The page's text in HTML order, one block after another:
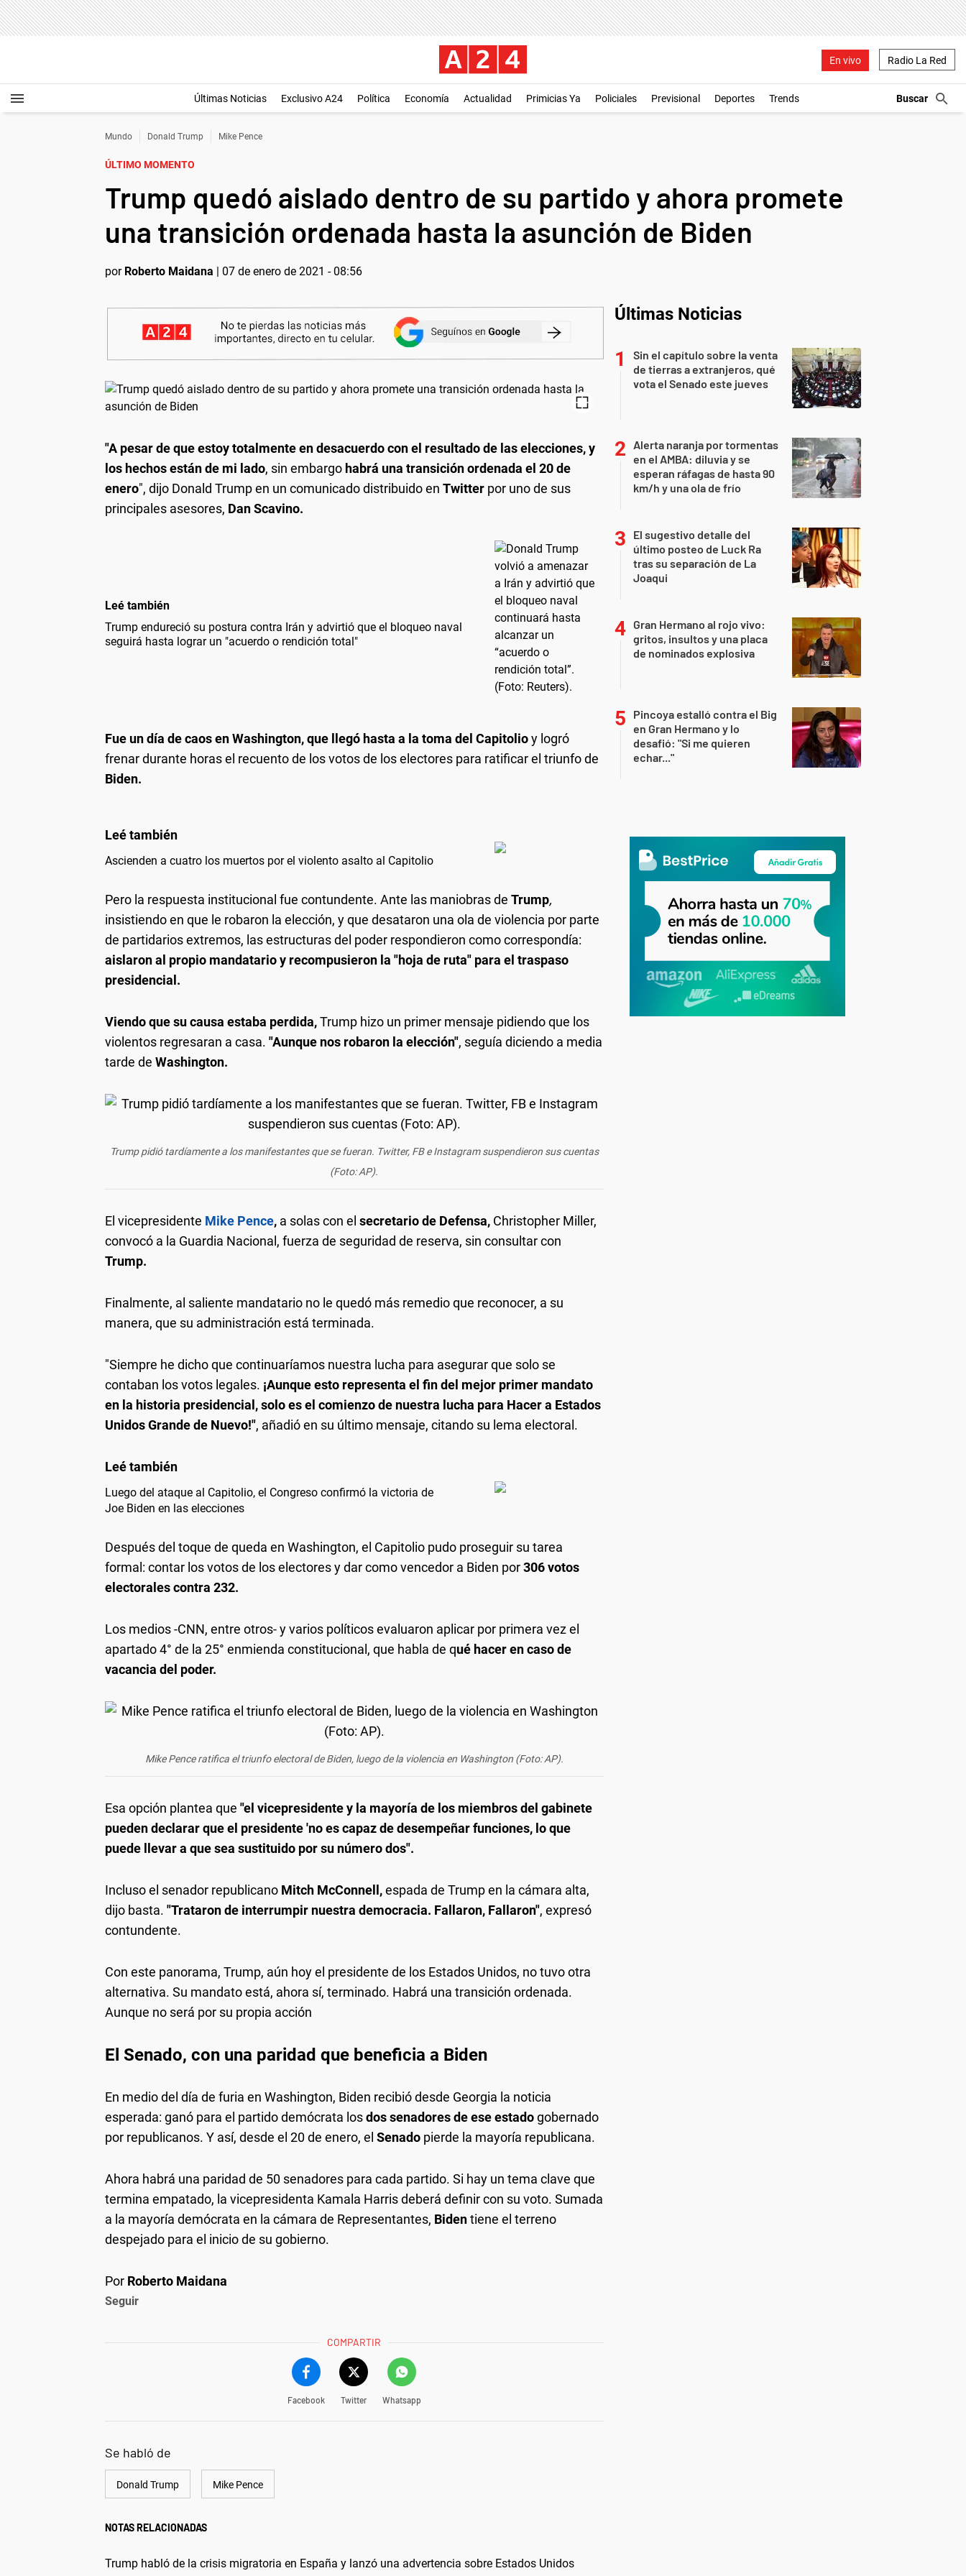
En vivo Radio La Red
Últimas Noticias Exclusivo A24 Política Economía Actualidad Primicias Ya Policiales Previsional Deportes Trends
Mundo Donald Trump Mike Pence
ÚLTIMO MOMENTO
Trump quedó aislado dentro de su partido y ahora promete
una transición ordenada hasta la asunción de Biden
por Roberto Maidana | 07 de enero de 2021 - 08:56
"A pesar de que estoy totalmente en desacuerdo con el resultado de las elecciones, y
los hechos están de mi lado, sin embargo habrá una transición ordenada el 20 de
enero", dijo Donald Trump en un comunicado distribuido en Twitter por uno de sus
principales asesores, Dan Scavino.
Leé también
Trump endureció su postura contra Irán y advirtió que el bloqueo naval
seguirá hasta lograr un "acuerdo o rendición total"
Fue un día de caos en Washington, que llegó hasta a la toma del Capitolioy logró
frenar durante horas el recuento de los votos de los electores para ratificar el triunfo de
Biden.
Ascienden a cuatro los muertos por el violento asalto al Capitolio
Pero la respuesta institucional fue contundente. Ante las maniobras de Trump,
insistiendo en que le robaron la elección, y que desataron una ola de violencia por parte
de partidarios extremos, las estructuras del poder respondieron como correspondía:
aislaron al propio mandatario y recompusieron la "hoja de ruta" para el traspaso
presidencial.
Viendo que su causa estaba perdida,Trump hizo un primer mensaje pidiendo que los
violentos regresaran a casa. "Aunque nos robaron la elección", seguía diciendo a media
tarde de Washington.
Trump pidió tardíamente a los manifestantes que se fueran. Twitter, FB e Instagram suspendieron sus cuentas
(Foto: AP).
El vicepresidente Mike Pence, a solas con el secretario de Defensa, Christopher Miller,
convocó a la Guardia Nacional, fuerza de seguridad de reserva, sin consultar con
Trump.
Finalmente, al saliente mandatario no le quedó más remedio que reconocer, a su
manera, que su administración está terminada.
"Siempre he dicho que continuaríamos nuestra lucha para asegurar que solo se
contaban los votos legales. ¡Aunque esto representa el fin del mejor primer mandato
en la historia presidencial, solo es el comienzo de nuestra lucha para Hacer a Estados
Unidos Grande de Nuevo!", añadió en su último mensaje, citando su lema electoral.
Luego del ataque al Capitolio, el Congreso confirmó la victoria de
Joe Biden en las elecciones
Después del toque de queda en Washington, el Capitolio pudo proseguir su tarea
formal: contar los votos de los electores y dar como vencedor a Biden por306 votos
electorales contra 232.
Los medios -CNN, entre otros- y varios políticos evaluaron aplicar por primera vez el
apartado 4° de la 25° enmienda constitucional, que habla de qué hacer en caso de
vacancia del poder.
Mike Pence ratifica el triunfo electoral de Biden, luego de la violencia en Washington (Foto: AP).
Esa opción plantea que "el vicepresidente y la mayoría de los miembros del gabinete
pueden declarar que el presidente 'no es capaz de desempeñar funciones, lo que
puede llevar a que sea sustituido por su número dos".
Incluso el senador republicano Mitch McConnell,espada de Trump en la cámara alta,
dijo basta. "Trataron de interrumpir nuestra democracia. Fallaron, Fallaron", expresó
contundente.
Con este panorama, Trump, aún hoy el presidente de los Estados Unidos, no tuvo otra
alternativa. Su mandato está, ahora sí, terminado. Habrá una transición ordenada.
Aunque no será por su propia acción
El Senado, con una paridad que beneficia a Biden
En medio del día de furia en Washington, Biden recibió desde Georgia la noticia
esperada: ganó para el partido demócrata losdos senadores de ese estadogobernado
por republicanos. Y así, desde el 20 de enero, el Senado pierde la mayoría republicana.
Ahora habrá una paridad de 50 senadores para cada partido. Si hay un tema clave que
termina empatado, la vicepresidenta Kamala Harris deberá definir con su voto. Sumada
a la mayoría demócrata en la cámara de Representantes, Bidentiene el terreno
despejado para el inicio de su gobierno.
Por Roberto Maidana
Seguir
COMPARTIR
Facebook Twitter Whatsapp
Se habló de
Donald Trump Mike Pence
NOTAS RELACIONADAS
Trump habló de la crisis migratoria en España y lanzó una advertencia sobre Estados Unidos
Últimas Noticias
Sin el capítulo sobre la venta
de tierras a extranjeros, qué
vota el Senado este jueves
Alerta naranja por tormentas
en el AMBA: diluvia y se
esperan ráfagas de hasta 90
km/h y una ola de frío
El sugestivo detalle del
último posteo de Luck Ra
tras su separación de La
Joaqui
Gran Hermano al rojo vivo:
gritos, insultos y una placa
de nominados explosiva
Pincoya estalló contra el Big
en Gran Hermano y lo
desafió: "Si me quieren
echar..."